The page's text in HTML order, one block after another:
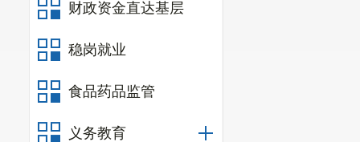
财政资金直达基层
稳岗就业
食品药品监管
义务教育